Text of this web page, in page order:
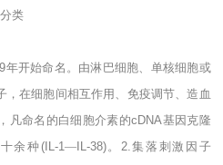
类
年开始命名。由淋巴细胞、单核细胞或
，在细胞间相互作用、免疫调节、造血
凡命名的白细胞介素的cDNA基因克隆
余种 (IL-1―IL-38)。 2.集落刺激因子